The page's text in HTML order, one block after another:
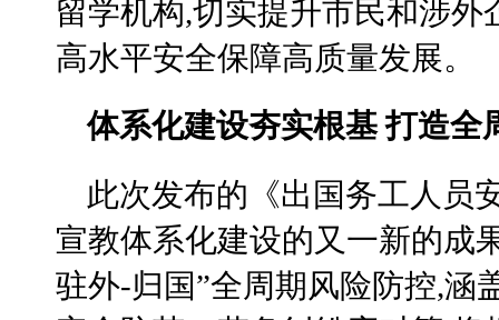
留学机构,切实提升市民和涉
高水平安全保障高质量发展。
体系化建设夯实根基 打造全
此次发布的《出国务工人员
宣教体系化建设的又一新的成
驻外-归国”全周期风险防控,涵